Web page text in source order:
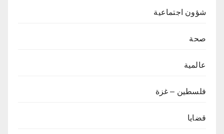
شؤون اجتماعية
صحة
عالمية
فلسطين – غزة
قضايا